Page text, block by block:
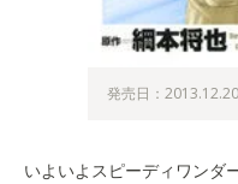
発売日：2013.12.20
いよいよスピーディワンダ